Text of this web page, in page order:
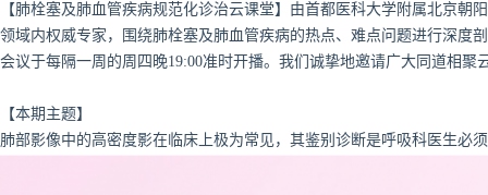
【肺栓塞及肺血管疾病规范化诊治云课堂】 由首都医科大学附属北京朝
领域内权威专家，围绕肺栓塞及肺血管疾病的热点、难点问题进行深度
会议于每隔一周的周四晚19:00准时开播。我们诚挚地邀请广大同道相
【本期主题】
肺部影像中的高密度影在临床上极为常见，其鉴别诊断是呼吸科医生必